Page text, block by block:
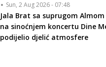
Sun, 2 Aug 2026 - 07:48
Jala Brat sa suprugom
na sinoćnjem koncertu Dine
podijelio djelić atmosfere